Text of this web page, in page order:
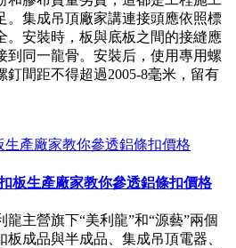
。集成吊頂廠家講連接頭應依照標
。安裝時，板與底板之間的接縫應
到同一龍骨。安裝后，使用專用螺
釘間距不得超過2005-8毫米，留有
板生產廠家教你參透鋁條扣價格
主營旗下“美利龍”和“源藝”兩個
成品與半成品、集成吊頂電器、